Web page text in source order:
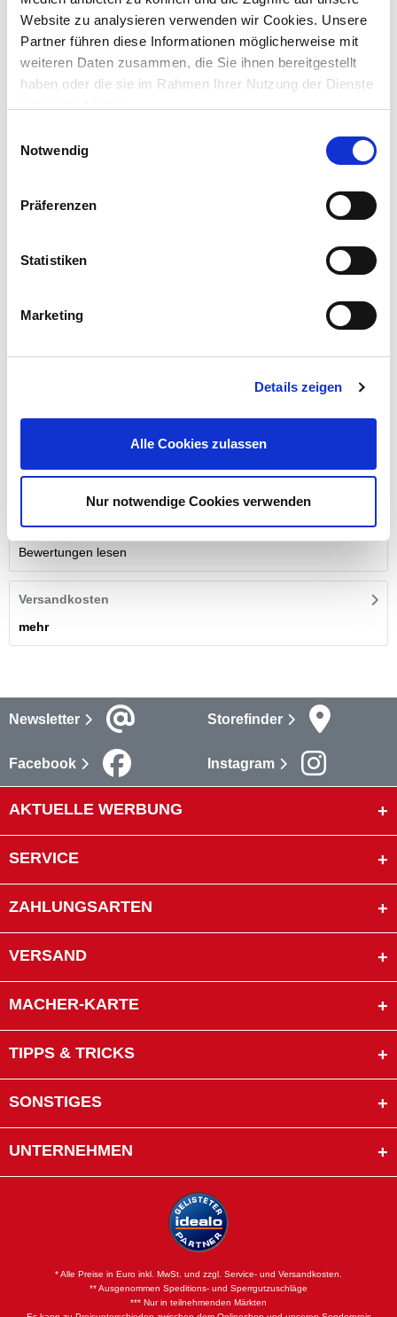
Website zu analysieren verwenden wir Cookies. Unsere
Partner führen diese Informationen möglicherweise mit
weiteren Daten zusammen, die Sie ihnen bereitgestellt
haben oder die sie im Rahmen Ihrer Nutzung der Dienste
Notwendig
Präferenzen
Statistiken
Marketing
Details zeigen
Alle Cookies zulassen
Nur notwendige Cookies verwenden
Merken
ZUBEHÖR UND PASSENDE ARTIKEL:
Einschnitt Gewindebohrer M5 Gewindeschneider
3,89 €
für kleinere Pumparbeiten.mehr
Bewertungen (12)
Bewertungen lesen
Versandkosten
mehr
Newsletter Storefinder
Facebook Instagram
AKTUELLE WERBUNG
SERVICE
ZAHLUNGSARTEN
VERSAND
MACHER-KARTE
TIPPS & TRICKS
SONSTIGES
UNTERNEHMEN
* Alle Preise in Euro inkl. MwSt. und zzgl. Service- und Versandkosten.
** Ausgenommen Speditions- und Sperrgutzuschläge
*** Nur in teilnehmenden Märkten